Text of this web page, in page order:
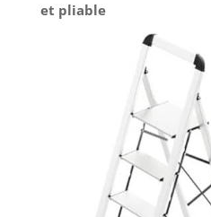
et pliable